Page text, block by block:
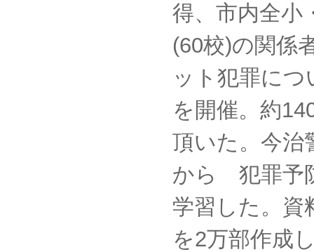
得、市内全小
(60校)の関係
ット犯罪に
を開催。約
頂いた。今治
から 犯罪予
学習した。資
を2万部作成